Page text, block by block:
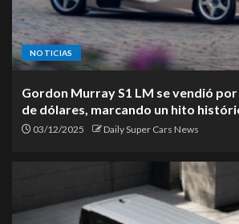
NOTICIAS
Gordon Murray S1 LM se vendió
de dólares, marcando un hito
03/12/2025 Daily Super Cars News